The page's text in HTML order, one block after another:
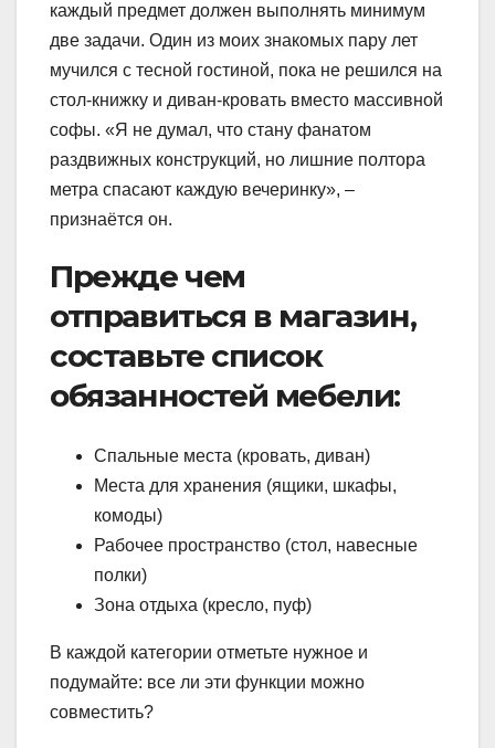
каждый предмет должен выполнять минимум
две задачи. Один из моих знакомых пару лет
мучился с тесной гостиной, пока не решился на
стол-книжку и диван-кровать вместо массивной
софы. «Я не думал, что стану фанатом
раздвижных конструкций, но лишние полтора
метра спасают каждую вечеринку», –
признаётся он.
Прежде чем
отправиться в магазин,
составьте список
обязанностей мебели:
Спальные места (кровать, диван)
Места для хранения (ящики, шкафы,
комоды)
Рабочее пространство (стол, навесные
полки)
Зона отдыха (кресло, пуф)
В каждой категории отметьте нужное и
подумайте: все ли эти функции можно
совместить?